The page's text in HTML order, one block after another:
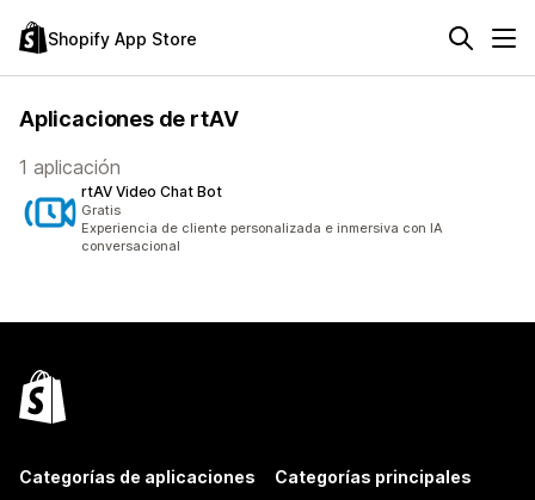
Shopify App Store
Aplicaciones de rtAV
1 aplicación
rtAV Video Chat Bot
Gratis
Experiencia de cliente personalizada e inmersiva con IA
conversacional
Categorías de aplicaciones Categorías principales